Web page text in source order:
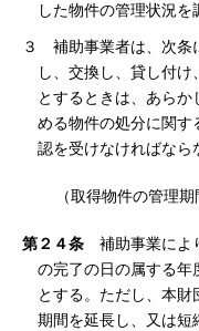
した物件の管理状況を
３ 補助事業者は、次条
し、交換し、貸し付
とするときは、あら
める物件の処分に関す
認を受けなければなら
（取得物件の管理期
第２４条 補助事業によ
の完了の日の属する年
とする。ただし、本
期間を延長し、又は短